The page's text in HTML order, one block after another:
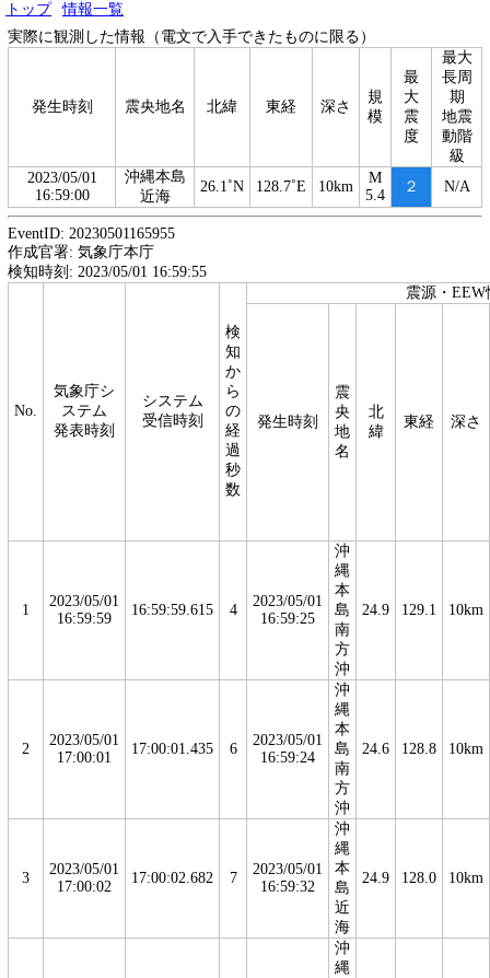
トップ
情報一覧
実際に観測した情報（電文で入手できたものに限る）
発生時刻 震央地名 北緯 東経 深さ
規
模
最
大
震
度
最大
長周
期
地震
動階
級
2023/05/01
16:59:00
沖縄本島
近海
26.1˚N 128.7˚E 10km
M
5.4
２ N/A
EventID: 20230501165955
作成官署: 気象庁本庁
検知時刻: 2023/05/01 16:59:55
No.
気象庁シ
ステム
発表時刻
システム
受信時刻
検
知
か
ら
の
経
過
秒
数
震源・EEW
発生時刻
震
央
地
名
北
緯
東経 深さ
1
2023/05/01
16:59:59
16:59:59.615 4
2023/05/01
16:59:25
沖
縄
本
島
南
方
沖
24.9 129.1 10km
2
2023/05/01
17:00:01
17:00:01.435 6
2023/05/01
16:59:24
沖
縄
本
島
南
方
沖
24.6 128.8 10km
3
2023/05/01
17:00:02
17:00:02.682 7
2023/05/01
16:59:32
沖
縄
本
島
近
海
24.9 128.0 10km
沖
縄